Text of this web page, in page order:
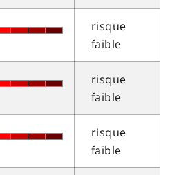
risque
faible
risque
faible
risque
faible